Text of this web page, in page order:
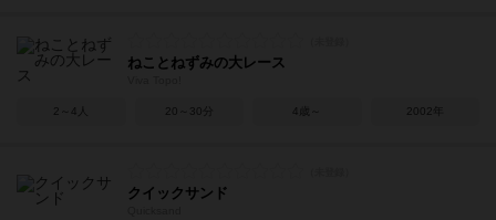
ねことねずみの大レース
2～4人 20～30分 4歳～ 2002年
クイックサンド